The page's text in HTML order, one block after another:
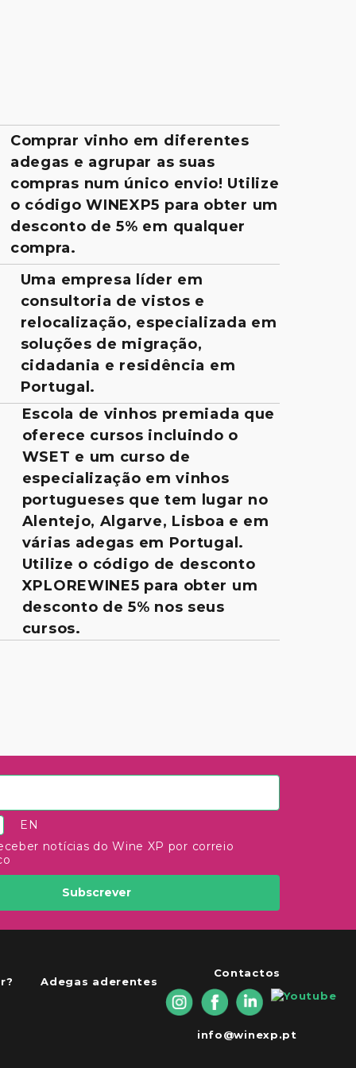
Comprar vinho em diferentes
adegas e agrupar as suas
compras num único envio! Utilize
o código WINEXP5 para obter um
desconto de 5% em qualquer
compra.
Uma empresa líder em
consultoria de vistos e
relocalização, especializada em
soluções de migração,
cidadania e residência em
Portugal.
Escola de vinhos premiada que
oferece cursos incluindo o
WSET e um curso de
especialização em vinhos
portugueses que tem lugar no
Alentejo, Algarve, Lisboa e em
várias adegas em Portugal.
Utilize o código de desconto
XPLOREWINE5 para obter um
desconto de 5% nos seus
cursos.
EN
notícias do Wine XP por correio
Subscrever
Adegas aderentes
Contactos
info@winexp.pt